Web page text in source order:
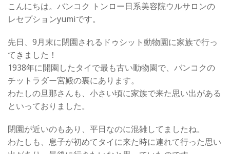
こんにちは。バンコク トンロー日系美容院ウルサロンの
レセプションyumiです。
先日、9月末に閉園されるドゥシット動物園に家族で行っ
てきました！
1938年に開園したタイで最も古い動物園で、バンコクの
チットラダー宮殿の裏にあります。
わたしの旦那さんも、小さい頃に家族で来た思い出がある
といっておりました。
閉園が近いのもあり、平日なのに混雑してましたね。
わたしも、息子が初めてタイに来た時に連れて行った思い